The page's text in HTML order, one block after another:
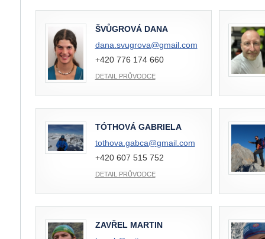
ŠVŮGROVÁ DANA
dana.svugrova@gmail.com
+420 776 174 660
DETAIL PRŮVODCE
TÓTHOVÁ GABRIELA
tothova.gabca@gmail.com
+420 607 515 752
DETAIL PRŮVODCE
ZAVŘEL MARTIN